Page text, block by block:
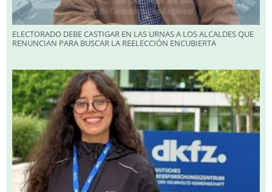
ELECTORADO DEBE CASTIGAR EN LAS URNAS A LOS ALCALDES QUE
RENUNCIAN PARA BUSCAR LA REELECCIÓN ENCUBIERTA